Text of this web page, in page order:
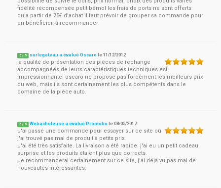
fidélité récompensée petit bémol les frais de ports ne sont offerts
qu'a partir de 75€ d'achat il faut prévoir de grouper sa commande pour
en bénéficier. à recommander
5 / 5 surlegateau a évalué Oscaro le11/12/2012
la qualité de présentation des pièces de rechange
accompagnées de leurs caractéristiques techniques est
impressionnante. oscaro ne propose pas forcément les meilleurs prix
du web, mais ils sont certainement les plus compétents dans le
domaine de la pièce auto.
5 / 5 Webacheteuse a évalué Promobo le08/05/2017
J'ai passé une commande pour essayer sur ce site où
j'ai trouvé pas mal de produit à petits prix.
J'ai été très satisfaite. La livraison a été rapide. j'ai eu un petit cadeau
surprise et les produits étaient plus que corrects.
Je recommanderai certainement sur ce site, j'ai déjà vu pas mal de
nouveautés intéressantes.